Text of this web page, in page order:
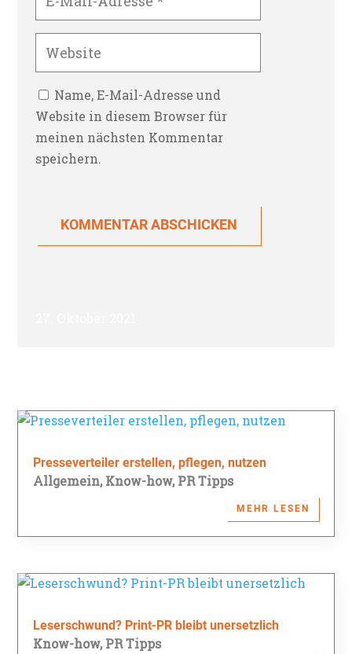
Name, E-Mail-Adresse und
Website in diesem Browser für
meinen nächsten Kommentar
speichern.
KOMMENTAR ABSCHICKEN
Presseverteiler erstellen, pflegen, nutzen
Allgemein,Know-how,PR Tipps
MEHR LESEN
Leserschwund? Print-PR bleibt unersetzlich
Know-how,PR Tipps